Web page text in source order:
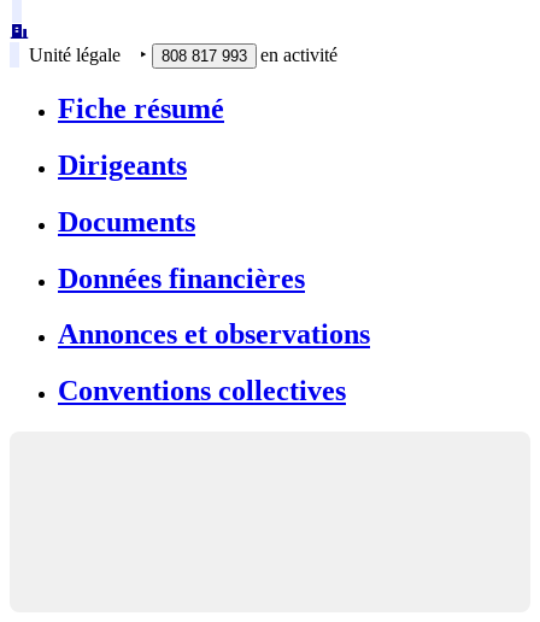
Unité légale ‣ 808 817 993 en activité
Fiche résumé
Dirigeants
Documents
Données financières
Annonces et observations
Conventions collectives